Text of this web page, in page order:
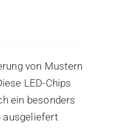
von Mustern
LED-Chips
ein besonders
ausgeliefert